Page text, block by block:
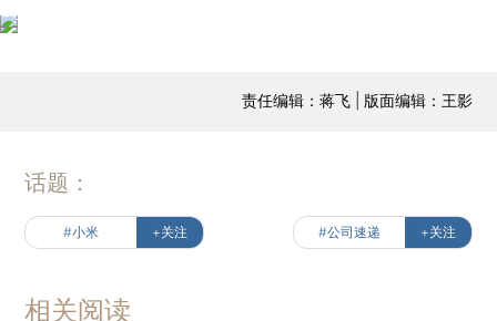
责任编辑：蒋飞 | 版面编辑：王影
话题：
#小米 +关注 #公司速递 +关注
相关阅读